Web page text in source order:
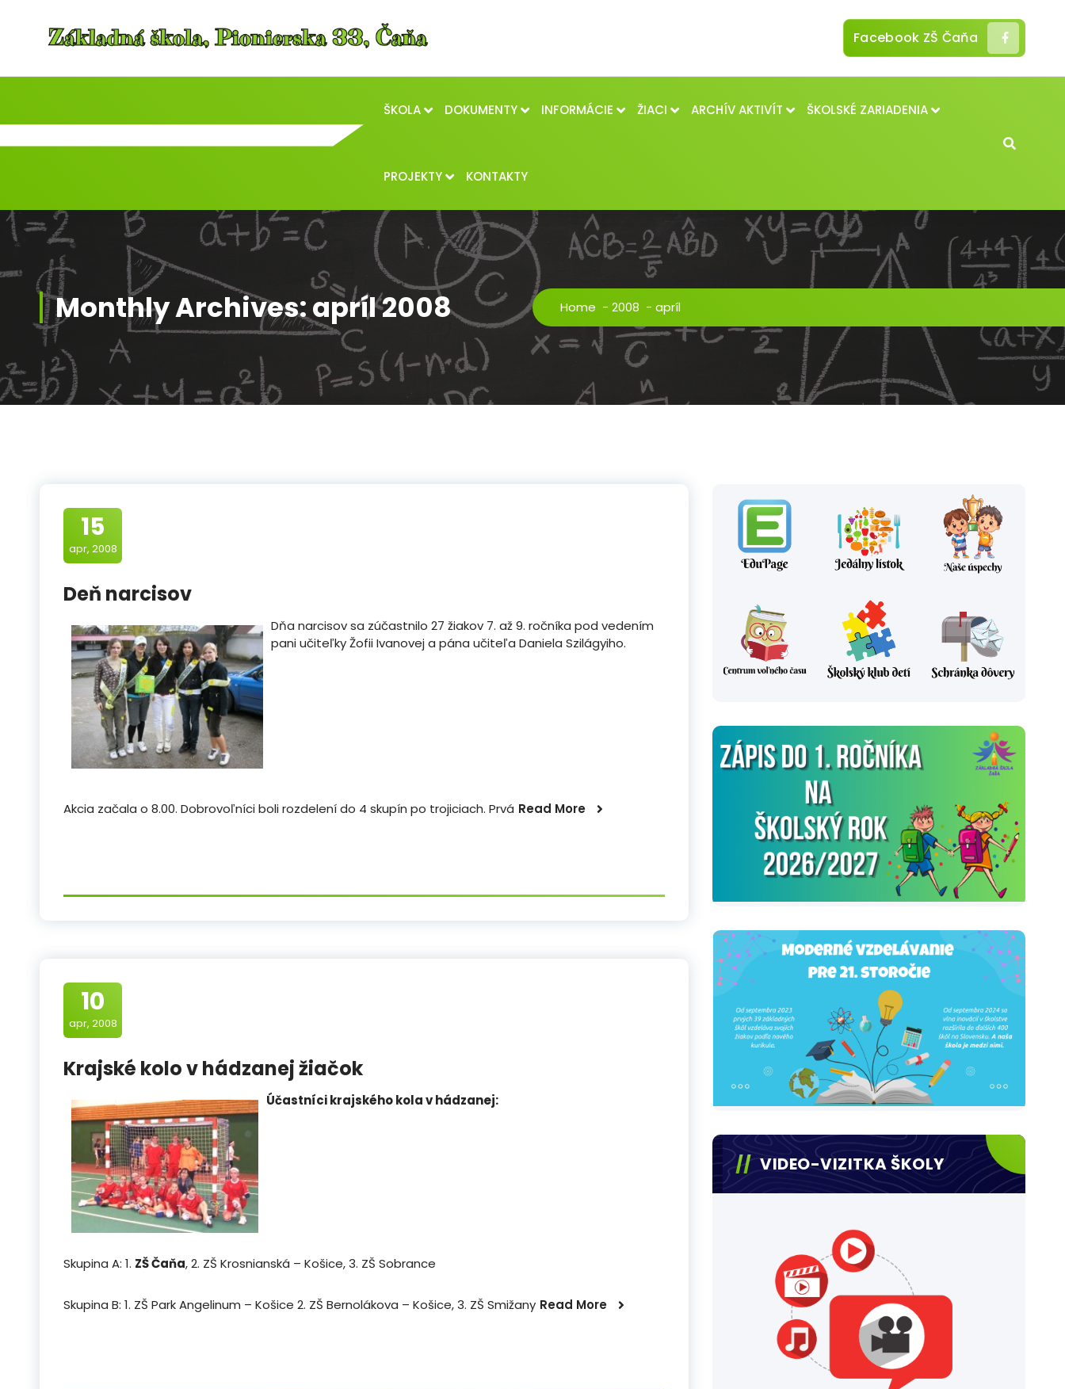
Facebook ZŠ Čaňa
ŠKOLA DOKUMENTY INFORMÁCIE ŽIACI ARCHÍV AKTIVÍT ŠKOLSKÉ ZARIADENIA
PROJEKTY KONTAKTY
Monthly Archives: apríl 2008 Home - 2008 - apríl
15
apr, 2008
Deň narcisov
Dňa narcisov sa zúčastnilo 27 žiakov 7. až 9. ročníka pod vedením
pani učiteľky Žofii Ivanovej a pána učiteľa Daniela Szilágyiho.
Akcia začala o 8.00. Dobrovoľníci boli rozdelení do 4 skupín po trojiciach. Prvá Read More
10
apr, 2008
Krajské kolo v hádzanej žiačok
Účastníci krajského kola v hádzanej:
Skupina A: 1. ZŠ Čaňa, 2. ZŠ Krosnianská – Košice, 3. ZŠ Sobrance
Skupina B: 1. ZŠ Park Angelinum – Košice 2. ZŠ Bernolákova – Košice, 3. ZŠ Smižany Read More
VIDEO-VIZITKA ŠKOLY